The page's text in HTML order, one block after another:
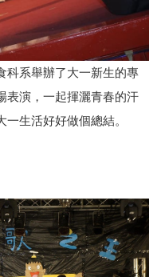
科系舉辦了大一新生的專
表演，一起揮灑青春的汗
生活好好做個總結。